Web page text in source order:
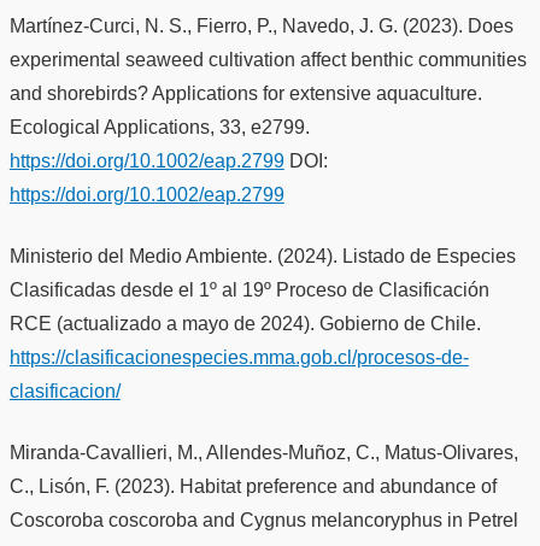
Martínez-Curci, N. S., Fierro, P., Navedo, J. G. (2023). Does
experimental seaweed cultivation affect benthic communities
and shorebirds? Applications for extensive aquaculture.
Ecological Applications, 33, e2799.
https://doi.org/10.1002/eap.2799DOI:
https://doi.org/10.1002/eap.2799
Ministerio del Medio Ambiente. (2024). Listado de Especies
Clasificadas desde el 1º al 19º Proceso de Clasificación
RCE (actualizado a mayo de 2024). Gobierno de Chile.
https://clasificacionespecies.mma.gob.cl/procesos-de-
clasificacion/
Miranda-Cavallieri, M., Allendes-Muñoz, C., Matus-Olivares,
C., Lisón, F. (2023). Habitat preference and abundance of
Coscoroba coscoroba and Cygnus melancoryphus in Petrel